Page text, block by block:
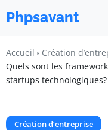
Phpsavant
Accueil
Création
Quels sont les
startups technologiques?
Création d’entreprise